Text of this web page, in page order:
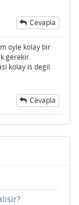
Cevapla
oyle kolay bir
gerekir.
kolay is degil.
Cevapla